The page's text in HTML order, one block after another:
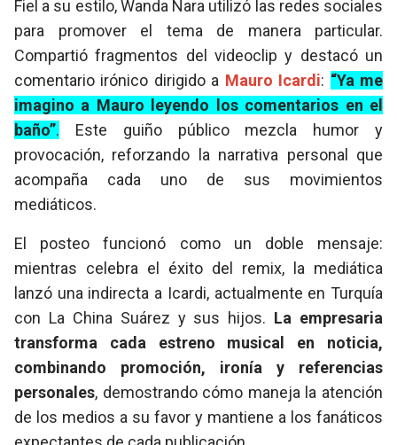
Fiel a su estilo, Wanda Nara utilizó las redes sociales
para promover el tema de manera particular.
Compartió fragmentos del videoclip y destacó un
comentario irónico dirigido a Mauro Icardi: “Ya me
imagino a Mauro leyendo los comentarios en el
baño”. Este guiño público mezcla humor y
provocación, reforzando la narrativa personal que
acompaña cada uno de sus movimientos
mediáticos.
El posteo funcionó como un doble mensaje:
mientras celebra el éxito del remix, la mediática
lanzó una indirecta a Icardi, actualmente en Turquía
con La China Suárez y sus hijos. La empresaria
transforma cada estreno musical en noticia,
combinando promoción, ironía y referencias
personales, demostrando cómo maneja la atención
de los medios a su favor y mantiene a los fanáticos